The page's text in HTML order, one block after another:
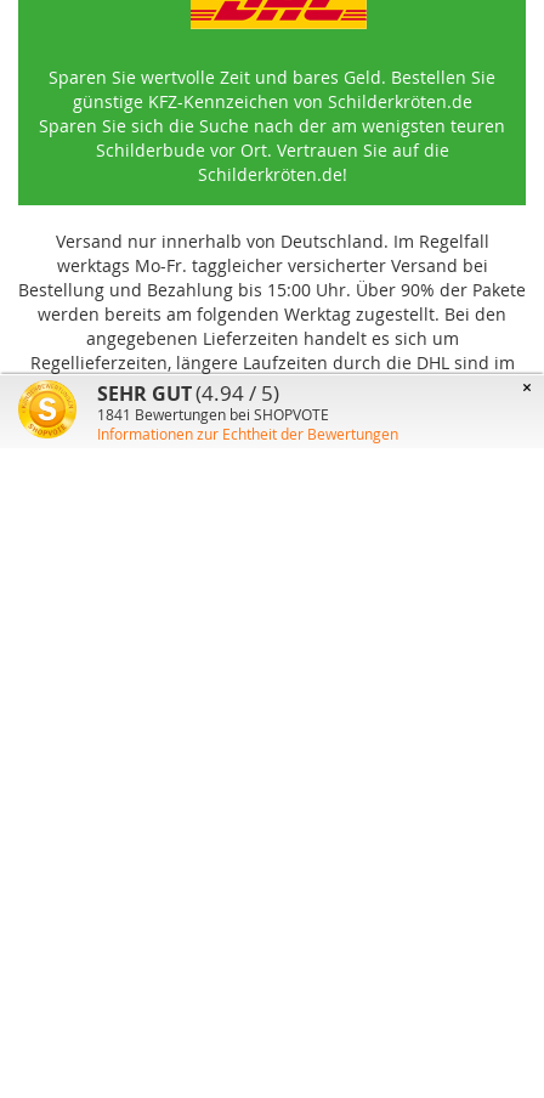
Sparen Sie wertvolle Zeit und bares Geld. Bestellen Sie
günstige KFZ-Kennzeichen von Schilderkröten.de
Sparen Sie sich die Suche nach der am wenigsten teuren
Schilderbude vor Ort. Vertrauen Sie auf die
Schilderkröten.de!
Versand nur innerhalb von Deutschland. Im Regelfall
werktags Mo-Fr. taggleicher versicherter Versand bei
Bestellung und Bezahlung bis 15:00 Uhr. Über 90% der Pakete
werden bereits am folgenden Werktag zugestellt. Bei den
angegebenen Lieferzeiten handelt es sich um
Regellieferzeiten, längere Laufzeiten durch die DHL sind im
Einzelfall möglich und können von uns nicht beeinflusst
werden.
×
SEHR GUT(4.94 / 5)
1841 Bewertungen bei SHOPVOTE
Informationen zur Echtheit der Bewertungen